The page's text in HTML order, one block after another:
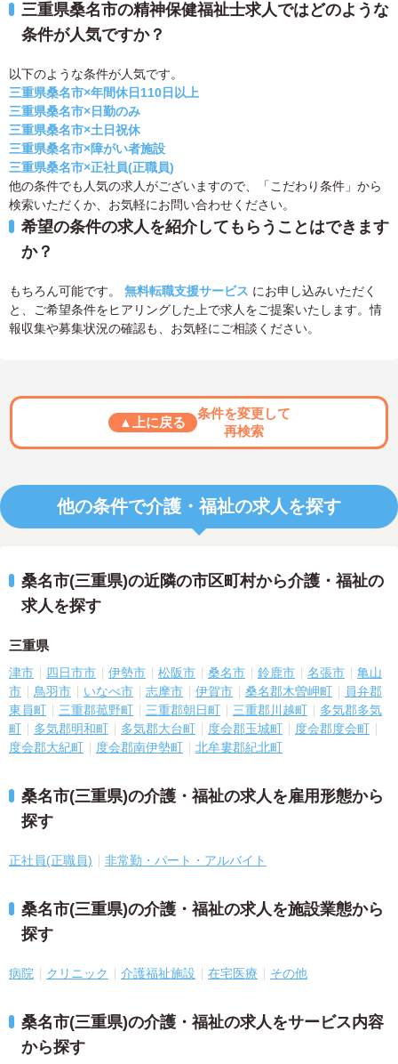
三重県桑名市の精神保健福祉士求人ではどのような
条件が人気ですか？
以下のような条件が人気です。
三重県桑名市×年間休日110日以上
三重県桑名市×日勤のみ
三重県桑名市×土日祝休
三重県桑名市×障がい者施設
三重県桑名市×正社員(正職員)
他の条件でも人気の求人がございますので、「こだわり条件」から
検索いただくか、お気軽にお問い合わせください。
希望の条件の求人を紹介してもらうことはできます
か？
もちろん可能です。 無料転職支援サービス にお申し込みいただく
と、ご希望条件をヒアリングした上で求人をご提案いたします。情
報収集や募集状況の確認も、お気軽にご相談ください。
▲上に戻る
条件を変更して
再検索
他の条件で介護・福祉の求人を探す
桑名市(三重県)の近隣の市区町村から介護・福祉の
求人を探す
三重県
津市 四日市市 伊勢市 松阪市 桑名市 鈴鹿市 名張市
亀山
市
鳥羽市 いなべ市 志摩市 伊賀市 桑名郡木曽岬町
員弁郡
東員町
三重郡菰野町 三重郡朝日町 三重郡川越町
多気郡多気
町
多気郡明和町 多気郡大台町 度会郡玉城町
度会郡度会町
度会郡大紀町
度会郡南伊勢町 北牟婁郡紀北町
桑名市(三重県)の介護・福祉の求人を雇用形態から
探す
正社員(正職員) 非常勤・パート・アルバイト
桑名市(三重県)の介護・福祉の求人を施設業態から
探す
病院 クリニック 介護福祉施設 在宅医療 その他
桑名市(三重県)の介護・福祉の求人をサービス内容
から探す